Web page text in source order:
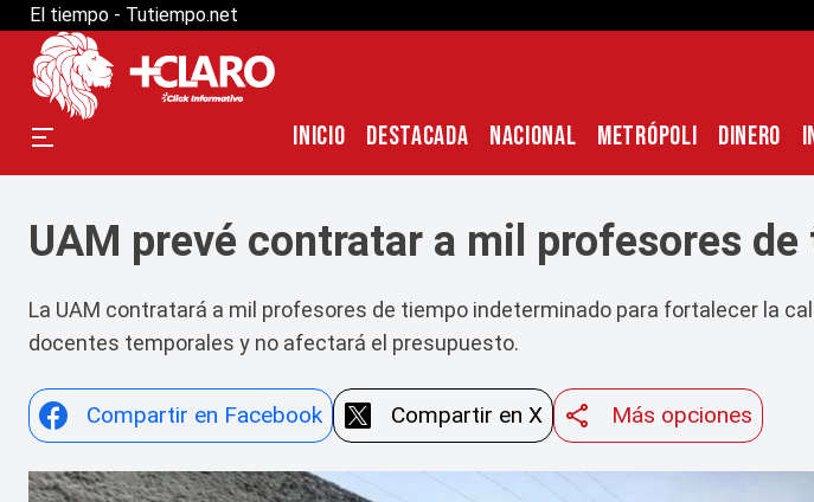
El tiempo - Tutiempo.net
INICIO DESTACADA NACIONAL METRÓPOLI DINERO
UAM prevé contratar a mil profesores
La UAM contratará a mil profesores de tiempo indeterminado para fortalecer la
docentes temporales y no afectará el presupuesto.
Compartir en Facebook Compartir en X Más opciones